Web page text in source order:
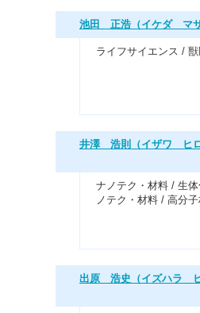
池田 正浩（イケダ マサ
ライフサイエンス /
井澤 浩則（イザワ ヒロ
ナノテク・材料 / 生
ノテク・材料 / 高分
出原 浩史（イズハラ ヒ